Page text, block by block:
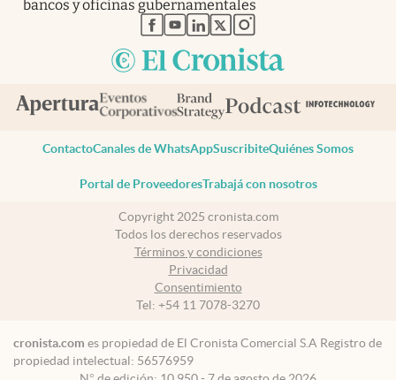
bancos y oficinas gubernamentales
abre en nueva pestaña
abre en nueva pestaña
abre en nueva pestaña
abre en nueva pestaña
abre en nueva pestaña
ContactoCanales de WhatsAppSuscribiteQuiénes Somos
Portal de ProveedoresTrabajá con nosotros
Copyright 2025 cronista.com
Todos los derechos reservados
Términos y condiciones
Privacidad
Consentimiento
Tel: +54 11 7078-3270
cronista.com es propiedad de El Cronista Comercial S.A Registro de
propiedad intelectual: 56576959